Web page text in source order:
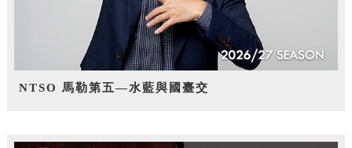
NTSO 馬勒第五—水藍與國臺交